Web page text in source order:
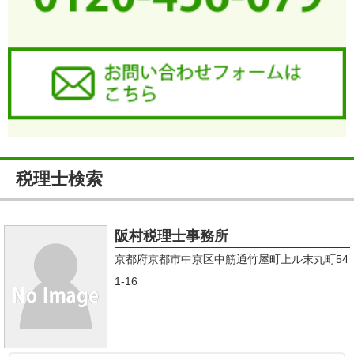
税理士検索
阪村税理士事務所
京都府京都市中京区中筋通竹屋町上ル末丸町54
1-16